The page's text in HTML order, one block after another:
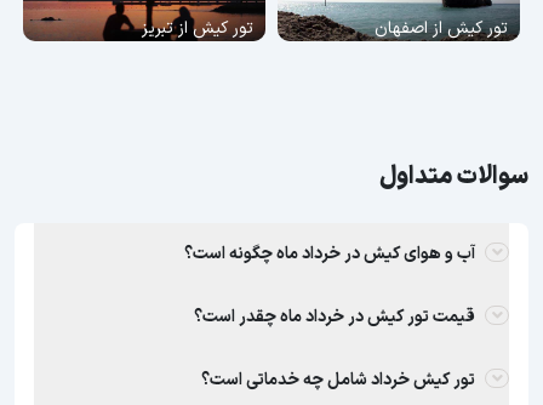
تور کیش از اصفهان تور کیش از تبریز
سوالات متداول
آب و هوای کیش در خرداد ماه چگونه است؟
قیمت تور کیش در خرداد ماه چقدر است؟
تور کیش خرداد شامل چه خدماتی است؟